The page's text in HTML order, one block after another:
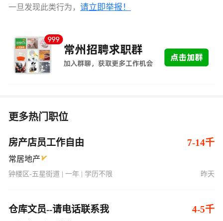
一旦发现此类行为， 请立即举报！
更多热门职位
房产店员工作自由 7-14千
常居地产
钟楼区-五星街道 | 一年 | 学历不限 昨天
仓库文员--请电话联系我 4-5千